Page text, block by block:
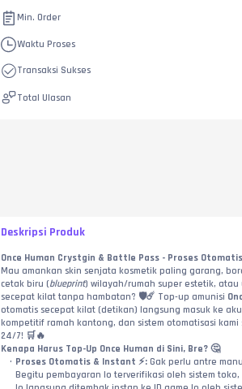
Min. Order
Waktu Proses
Transaksi Sukses
Total Ulasan
Deskripsi Produk
Once Human Crystgin & Battle Pass - Proses
Mau amankan skin senjata kosmetik paling garang,
cetak biru (blueprint) wilayah/rumah super estetik, atau
secepat kilat tanpa hambatan? 🛡️☄️ Top-up amunisi
otomatis secepat kilat (detikan) langsung masuk ke
kompetitif ramah kantong, dan sistem otomatisasi
24/7! 🛒🔥
Kenapa Harus Top-Up Once Human di Sini, Bre? 🤔
Proses Otomatis & Instant ⚡: Gak perlu antre
Begitu pembayaran lo terverifikasi oleh sistem